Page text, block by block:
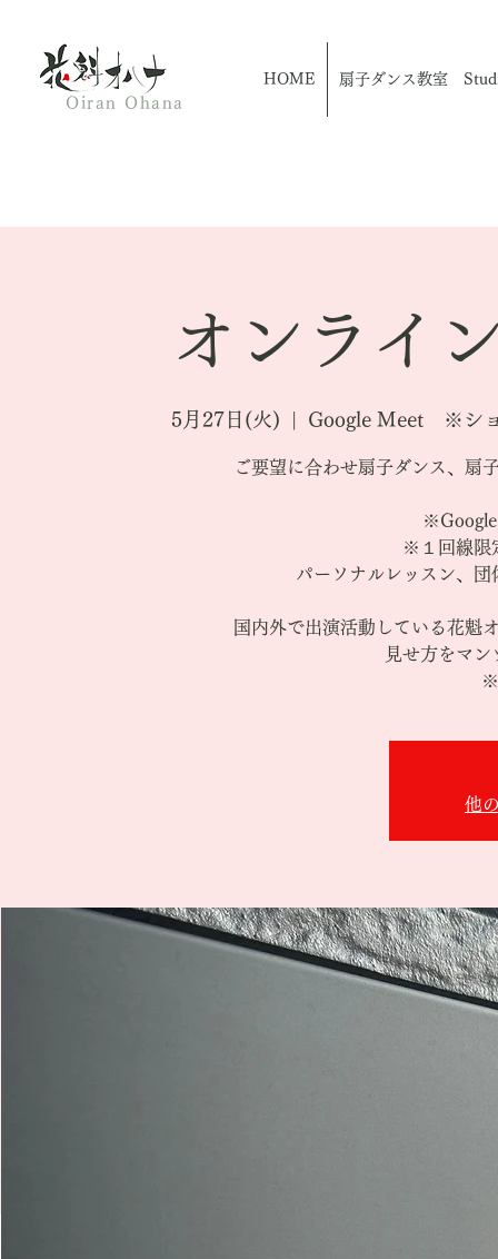
Oiran Ohana
HOME 扇子ダンス教室
オンライ
5月27日(火) Google Meet ※ショ
ご要望に合わせ扇子ダンス、扇
※Google
※１回線限
パーソナルレッスン、
国内外で出演活動している花魁
見せ方をマ
※
他